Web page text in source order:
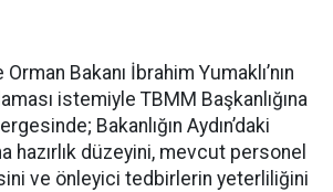
Bakanı İbrahim Yumaklı’nın
istemiyle TBMM Başkanlığına
Bakanlığın Aydın’daki
hazırlık düzeyini, mevcut personel
ve önleyici tedbirlerin yeterliliğini